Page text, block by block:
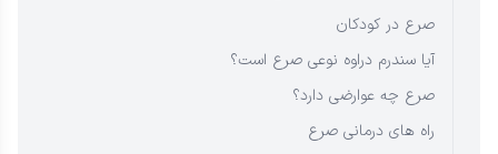
صرع در کودکان
آیا سندرم دراوه نوعی صرع است؟
صرع چه عوارضی دارد؟
راه های درمانی صرع